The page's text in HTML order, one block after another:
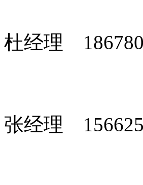
杜经理
张经理